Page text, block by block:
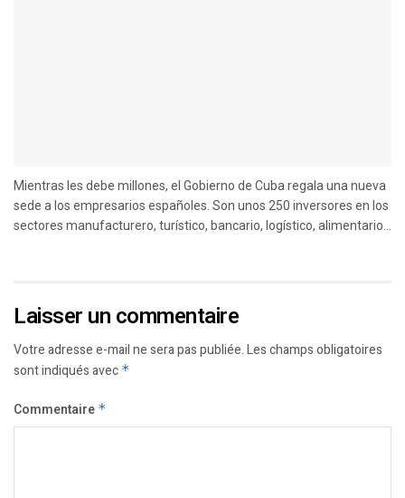
Mientras les debe millones, el Gobierno de Cuba regala una nueva
sede a los empresarios españoles. Son unos 250 inversores en los
sectores manufacturero, turístico, bancario, logístico, alimentario...
Laisser un commentaire
Votre adresse e-mail ne sera pas publiée.Les champs obligatoires
sont indiqués avec *
Commentaire *